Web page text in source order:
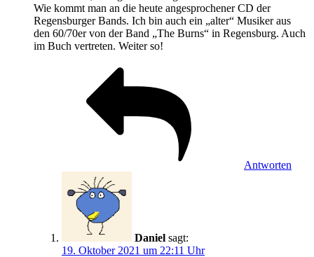
Wie kommt man an die heute angesprochener CD der
Regensburger Bands. Ich bin auch ein „alter“ Musiker aus
den 60/70er von der Band „The Burns“ in Regensburg. Auch
im Buch vertreten. Weiter so!
Antworten
Daniel sagt:
19. Oktober 2021 um 22:11 Uhr